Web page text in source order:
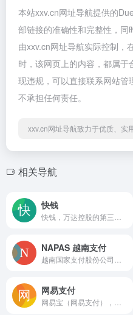
本站xxv.cn网址导航提供的
部链接的准确性和完整性，
由xxv.cn网址导航实际控制，
时，该网页上的内容，都属
现违规，可以直接联系网站
不承担任何责任。
xxv.cn网址导航致力于优质、实
相关导航
快钱
NAPAS 越南支付
网易支付